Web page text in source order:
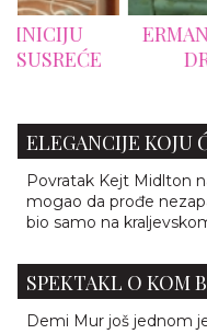
ERMANNO
DRAMA U
ELEGANCIJE KOJU
Povratak Kejt Midlton
mogao da prođe
bio samo na
SPEKTAKL O KOM
Demi Mur još jednom